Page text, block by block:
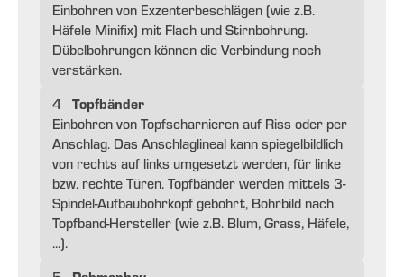
Einbohren von Exzenterbeschlägen (wie z.B.
Häfele Minifix) mit Flach und Stirnbohrung.
Dübelbohrungen können die Verbindung noch
verstärken.
4 Topfbänder
Einbohren von Topfscharnieren auf Riss oder per
Anschlag. Das Anschlaglineal kann spiegelbildlich
von rechts auf links umgesetzt werden, für linke
bzw. rechte Türen. Topfbänder werden mittels 3-
Spindel-Aufbaubohrkopf gebohrt, Bohrbild nach
Topfband-Hersteller (wie z.B. Blum, Grass, Häfele,
...).